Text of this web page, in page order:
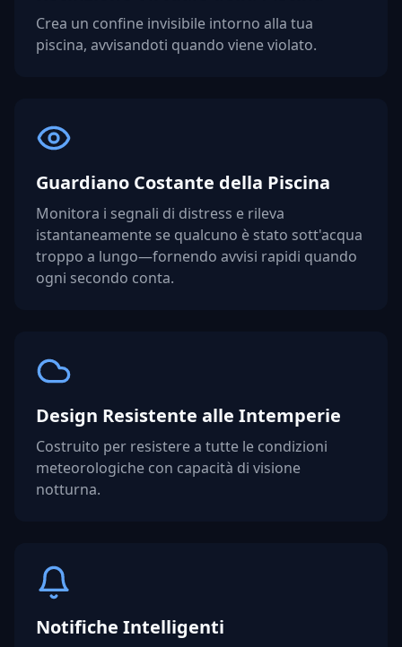
Crea un confine invisibile intorno alla tua
piscina, avvisandoti quando viene violato.
Guardiano Costante della Piscina
Monitora i segnali di distress e rileva
istantaneamente se qualcuno è stato sott'acqua
troppo a lungo—fornendo avvisi rapidi quando
ogni secondo conta.
Design Resistente alle Intemperie
Costruito per resistere a tutte le condizioni
meteorologiche con capacità di visione
notturna.
Notifiche Intelligenti